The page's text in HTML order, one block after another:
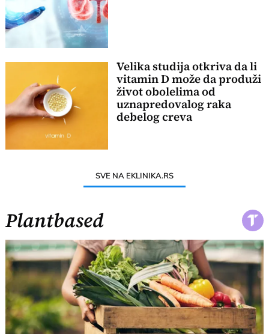
Velika studija otkriva da li
vitamin D može da produži
život obolelima od
uznapredovalog raka
debelog creva
SVE NA EKLINIKA.RS
Plantbased